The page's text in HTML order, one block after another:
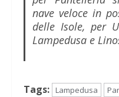
nave veloce in
delle Isole, per
Lampedusa e
Tags: Lampedusa